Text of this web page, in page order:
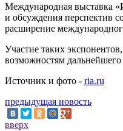
Международная выставка
и обсуждения перспектив
расширение
Участие таких
возможностям
Источник и фото - ria.ru
предыдущая новость
вверх